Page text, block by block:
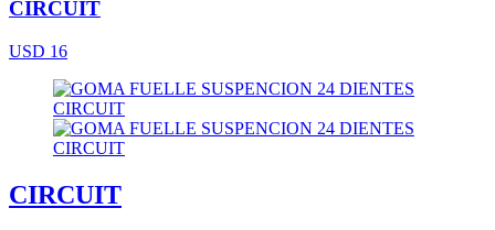
CIRCUIT
USD 16
CIRCUIT